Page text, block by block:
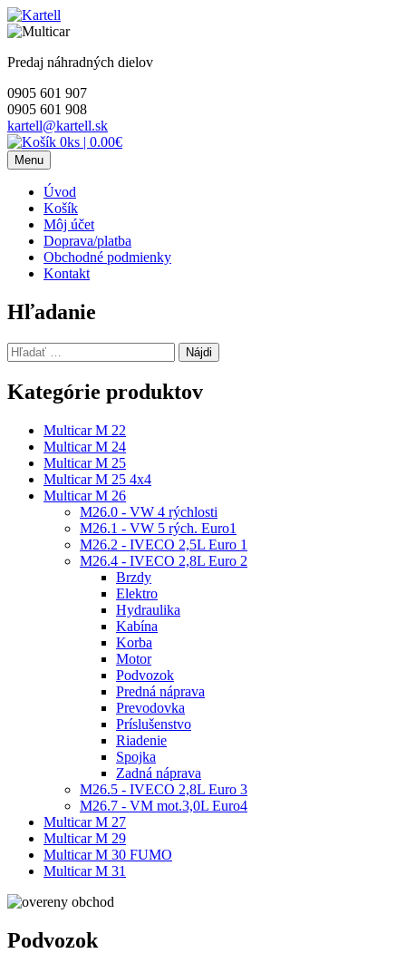
Skip
to
Predaj náhradných dielov
0905 601 907
0905 601 908
kartell@kartell.sk
0ks | 0.00€
Menu
Úvod
Košík
Môj účet
Doprava/platba
Obchodné podmienky
Kontakt
Hľadanie
Hľadať:
Kategórie produktov
Multicar M 22
Multicar M 24
Multicar M 25
Multicar M 25 4x4
Multicar M 26
M26.0 - VW 4 rýchlosti
M26.1 - VW 5 rých. Euro1
M26.2 - IVECO 2,5L Euro 1
M26.4 - IVECO 2,8L Euro 2
Brzdy
Elektro
Hydraulika
Kabína
Korba
Motor
Podvozok
Predná náprava
Prevodovka
Príslušenstvo
Riadenie
Spojka
Zadná náprava
M26.5 - IVECO 2,8L Euro 3
M26.7 - VM mot.3,0L Euro4
Multicar M 27
Multicar M 29
Multicar M 30 FUMO
Multicar M 31
Podvozok